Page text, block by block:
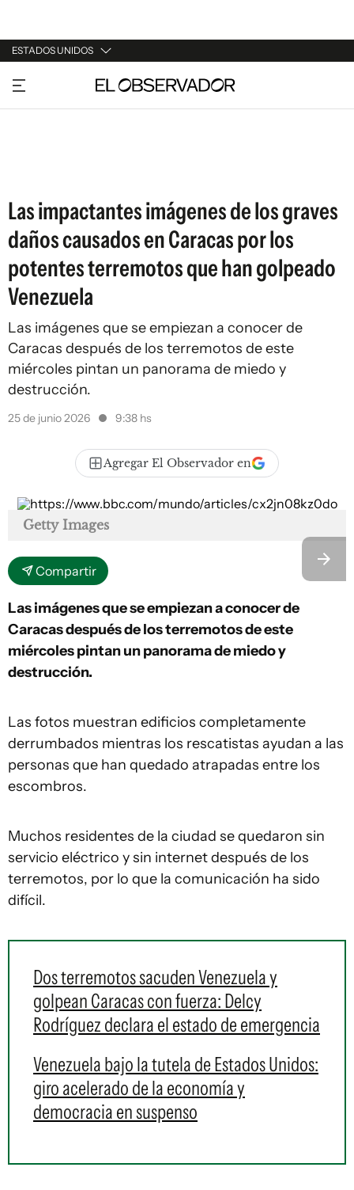
ESTADOS UNIDOS
URUGUAY
ARGENTINA
Las impactantes imágenes de los graves
daños causados en Caracas por los
potentes terremotos que han golpeado
Venezuela
Las imágenes que se empiezan a conocer de
Caracas después de los terremotos de este
miércoles pintan un panorama de miedo y
destrucción.
25 de junio 2026 9:38 hs
Agregar El Observador en
Getty Images
Compartir
Las imágenes que se empiezan a conocer de
Caracas después de los terremotos de este
miércoles pintan un panorama de miedo y
destrucción.
Las fotos muestran edificios completamente
derrumbados mientras los rescatistas ayudan a las
personas que han quedado atrapadas entre los
escombros.
Muchos residentes de la ciudad se quedaron sin
servicio eléctrico y sin internet después de los
terremotos, por lo que la comunicación ha sido
difícil.
Dos terremotos sacuden Venezuela y
golpean Caracas con fuerza: Delcy
Rodríguez declara el estado de emergencia
Venezuela bajo la tutela de Estados Unidos:
giro acelerado de la economía y
democracia en suspenso